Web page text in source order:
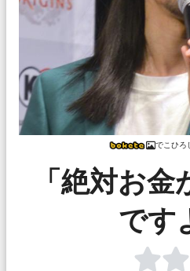
でこひろし
「絶対お
です